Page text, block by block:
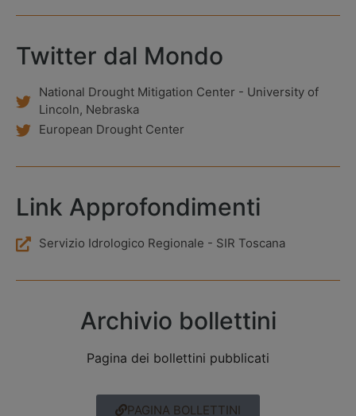
Twitter dal Mondo
National Drought Mitigation Center - University of
Lincoln, Nebraska
European Drought Center
Link Approfondimenti
Servizio Idrologico Regionale - SIR Toscana
Archivio bollettini
Pagina dei bollettini pubblicati
PAGINA BOLLETTINI